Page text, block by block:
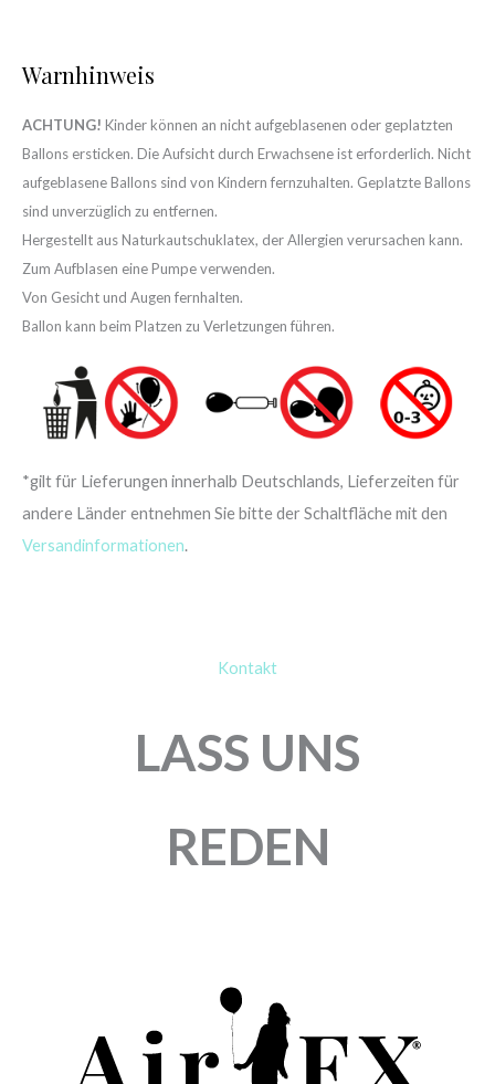
Warnhinweis
ACHTUNG! Kinder können an nicht aufgeblasenen oder geplatzten
Ballons ersticken. Die Aufsicht durch Erwachsene ist erforderlich. Nicht
aufgeblasene Ballons sind von Kindern fernzuhalten. Geplatzte Ballons
sind unverzüglich zu entfernen.
Hergestellt aus Naturkautschuklatex, der Allergien verursachen kann.
Zum Aufblasen eine Pumpe verwenden.
Von Gesicht und Augen fernhalten.
Ballon kann beim Platzen zu Verletzungen führen.
*gilt für Lieferungen innerhalb Deutschlands, Lieferzeiten für
andere Länder entnehmen Sie bitte der Schaltfläche mit den
Versandinformationen.
Kontakt
LASS UNS
REDEN